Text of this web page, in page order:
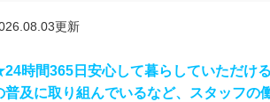
更新
時間365日安心して暮らしていただけ
普及に取り組んでいるなど、スタッフ